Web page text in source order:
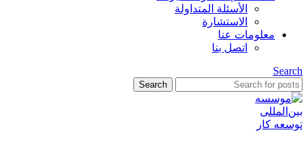
الأسئلة المتداولة
الاستشارة
معلومات عنا
اتصل بنا
Search
Search